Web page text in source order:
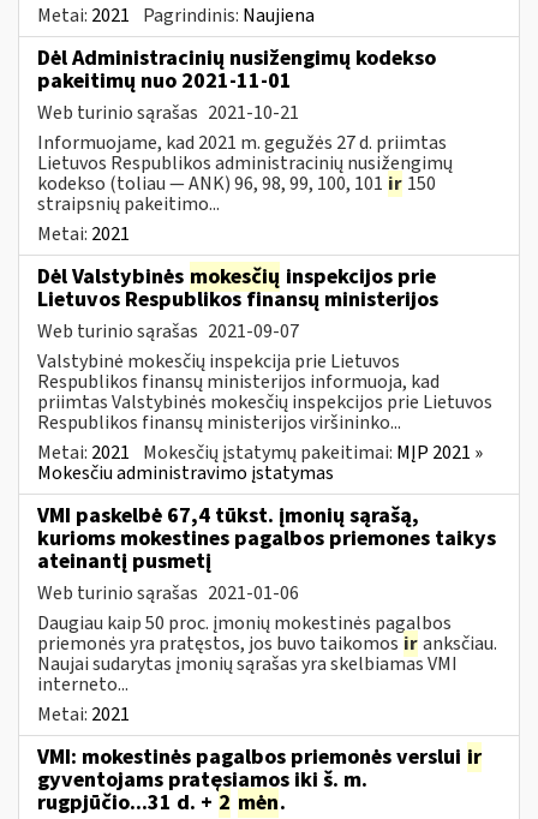
Metai: 2021 Pagrindinis: Naujiena
Dėl Administracinių nusižengimų kodekso
pakeitimų nuo 2021-11-01
Web turinio sąrašas 2021-10-21
Informuojame, kad 2021 m. gegužės 27 d. priimtas
Lietuvos Respublikos administracinių nusižengimų
kodekso (toliau — ANK) 96, 98, 99, 100, 101 ir 150
straipsnių pakeitimo...
Metai: 2021
Dėl Valstybinės mokesčių inspekcijos prie
Lietuvos Respublikos finansų ministerijos
Web turinio sąrašas 2021-09-07
Valstybinė mokesčių inspekcija prie Lietuvos
Respublikos finansų ministerijos informuoja, kad
priimtas Valstybinės mokesčių inspekcijos prie Lietuvos
Respublikos finansų ministerijos viršininko...
Metai: 2021 Mokesčių įstatymų pakeitimai: MĮP 2021 »
Mokesčiu administravimo įstatymas
VMI paskelbė 67,4 tūkst. įmonių sąrašą,
kurioms mokestines pagalbos priemones taikys
ateinantį pusmetį
Web turinio sąrašas 2021-01-06
Daugiau kaip 50 proc. įmonių mokestinės pagalbos
priemonės yra pratęstos, jos buvo taikomos iranksčiau.
Naujai sudarytas įmonių sąrašas yra skelbiamas VMI
interneto...
Metai: 2021
VMI: mokestinės pagalbos priemonės verslui ir
gyventojams pratęsiamos iki š. m.
rugpjūčio...31 d. + 2 mėn.